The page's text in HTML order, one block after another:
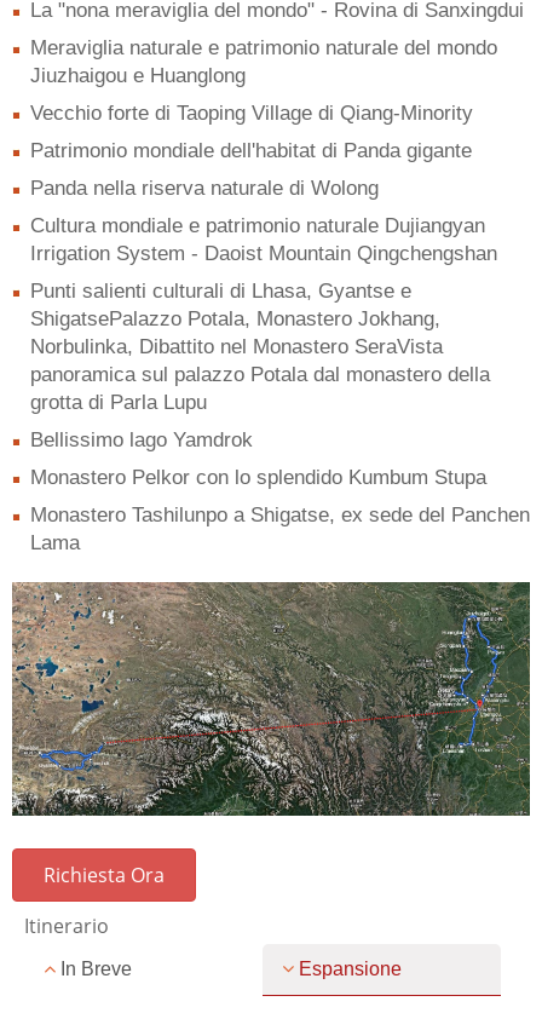
La "nona meraviglia del mondo" - Rovina di Sanxingdui
Meraviglia naturale e patrimonio naturale del mondo
Jiuzhaigou e Huanglong
Vecchio forte di Taoping Village di Qiang-Minority
Patrimonio mondiale dell'habitat di Panda gigante
Panda nella riserva naturale di Wolong
Cultura mondiale e patrimonio naturale Dujiangyan
Irrigation System - Daoist Mountain Qingchengshan
Punti salienti culturali di Lhasa, Gyantse e
ShigatsePalazzo Potala, Monastero Jokhang,
Norbulinka, Dibattito nel Monastero SeraVista
panoramica sul palazzo Potala dal monastero della
grotta di Parla Lupu
Bellissimo lago Yamdrok
Monastero Pelkor con lo splendido Kumbum Stupa
Monastero Tashilunpo a Shigatse, ex sede del Panchen
Lama
Richiesta Ora
Itinerario
In Breve Espansione